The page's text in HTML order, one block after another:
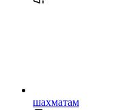
шахматам